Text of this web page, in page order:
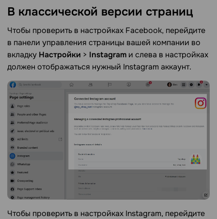
В классической версии страниц
Чтобы проверить в настройках Facebook, перейдите
в панели управления страницы вашей компании во
вкладку Настройки > Instagram и слева в настройках
должен отображаться нужный Instagram аккаунт.
Чтобы проверить в настройках Instagram, перейдите